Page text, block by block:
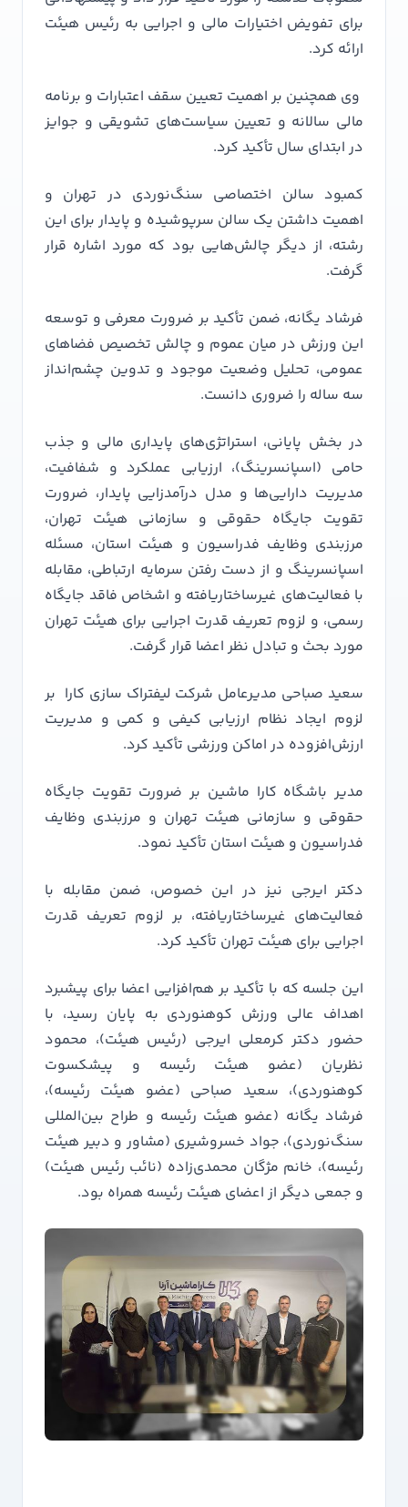
برای تفویض اختیارات مالی و اجرایی به رئیس هیئت
ارائه کرد.
وی همچنین بر اهمیت تعیین سقف اعتبارات و برنامه
مالی سالانه و تعیین سیاست‌های تشویقی و جوایز
در ابتدای سال تأکید کرد.
کمبود سالن اختصاصی سنگ‌نوردی در تهران و
اهمیت داشتن یک سالن سرپوشیده و پایدار برای این
رشته، از دیگر چالش‌هایی بود که مورد اشاره قرار
گرفت.
فرشاد یگانه، ضمن تأکید بر ضرورت معرفی و توسعه
این ورزش در میان عموم و چالش تخصیص فضاهای
عمومی، تحلیل وضعیت موجود و تدوین چشم‌انداز
سه ساله را ضروری دانست.
در بخش پایانی، استراتژی‌های پایداری مالی و جذب
حامی (اسپانسرینگ)، ارزیابی عملکرد و شفافیت،
مدیریت دارایی‌ها و مدل درآمدزایی پایدار، ضرورت
تقویت جایگاه حقوقی و سازمانی هیئت تهران،
مرزبندی وظایف فدراسیون و هیئت استان، مسئله
اسپانسرینگ و از دست رفتن سرمایه ارتباطی، مقابله
با فعالیت‌های غیرساختاریافته و اشخاص فاقد جایگاه
رسمی، و لزوم تعریف قدرت اجرایی برای هیئت تهران
مورد بحث و تبادل نظر اعضا قرار گرفت.
سعید صباحی مدیرعامل شرکت لیفتراک سازی کارا بر
لزوم ایجاد نظام ارزیابی کیفی و کمی و مدیریت
ارزش‌افزوده در اماکن ورزشی تأکید کرد.
مدیر باشگاه کارا ماشین بر ضرورت تقویت جایگاه
حقوقی و سازمانی هیئت تهران و مرزبندی وظایف
فدراسیون و هیئت استان تأکید نمود.
دکتر ایرجی نیز در این خصوص، ضمن مقابله با
فعالیت‌های غیرساختاریافته، بر لزوم تعریف قدرت
اجرایی برای هیئت تهران تأکید کرد.
این جلسه که با تأکید بر هم‌افزایی اعضا برای پیشبرد
اهداف عالی ورزش کوهنوردی به پایان رسید، با
حضور دکتر کرمعلی ایرجی (رئیس هیئت)، محمود
نظریان (عضو هیئت رئیسه و پیشکسوت
کوهنوردی)، سعید صباحی (عضو هیئت رئیسه)،
فرشاد یگانه (عضو هیئت رئیسه و طراح بین‌المللی
سنگ‌نوردی)، جواد خسروشیری (مشاور و دبیر هیئت
رئیسه)، خانم مژگان محمدی‌زاده (نائب رئیس هیئت)
و جمعی دیگر از اعضای هیئت رئیسه همراه بود.